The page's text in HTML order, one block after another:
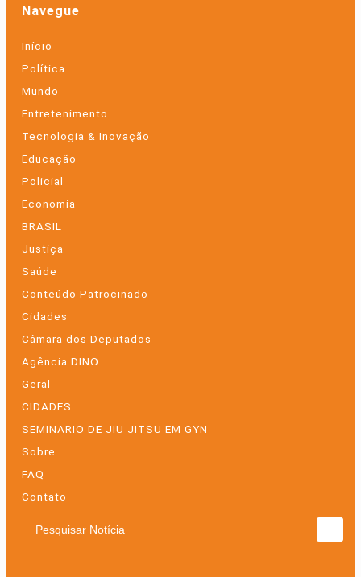
Navegue
Início
Política
Mundo
Entretenimento
Tecnologia & Inovação
Educação
Policial
Economia
BRASIL
Justiça
Saúde
Conteúdo Patrocinado
Cidades
Câmara dos Deputados
Agência DINO
Geral
CIDADES
SEMINARIO DE JIU JITSU EM GYN
Sobre
FAQ
Contato
Pesquisar Notícia